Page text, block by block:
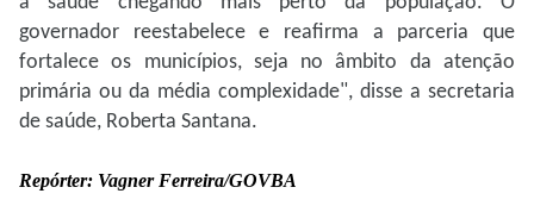
governador reestabelece e reafirma a parceria que
fortalece os municípios, seja no âmbito da atenção
primária ou da média complexidade", disse a secretaria
de saúde, Roberta Santana.
Repórter: Vagner Ferreira/GOVBA